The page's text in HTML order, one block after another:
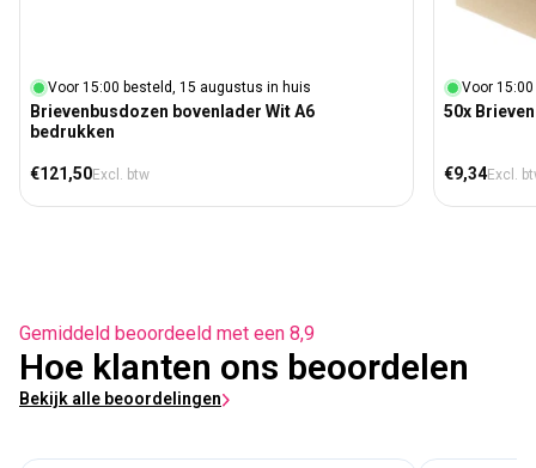
Voor 15:00 besteld, 15 augustus in huis
Brievenbusdozen bovenlader Wit A6
bedrukken
Normale prijs
€121,50Excl. btw
Voor
50x
Normale
€9,34Excl.
Gemiddeld beoordeeld met een 8,9
Hoe klanten ons beoordelen
Bekijk alle beoordelingen